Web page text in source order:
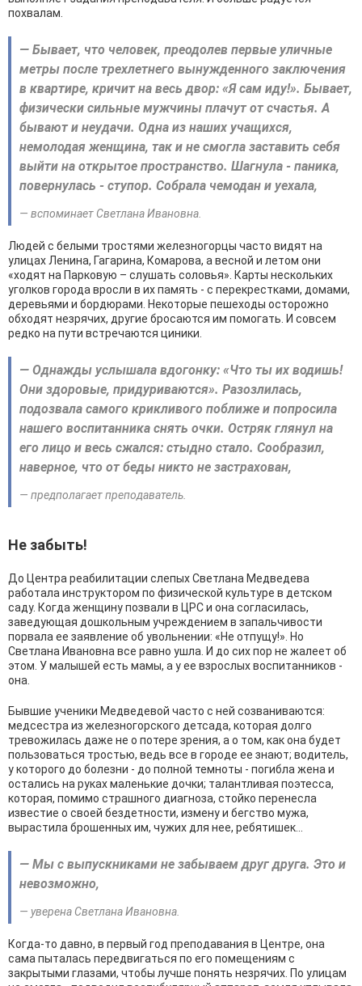
похвалам.
— Бывает, что человек, преодолев первые уличные
метры после трехлетнего вынужденного заключения
в квартире, кричит на весь двор: «Я сам иду!». Бывает,
физически сильные мужчины плачут от счастья. А
бывают и неудачи. Одна из наших учащихся,
немолодая женщина, так и не смогла заставить себя
выйти на открытое пространство. Шагнула - паника,
повернулась - ступор. Собрала чемодан и уехала,
— вспоминает Светлана Ивановна.
Людей с белыми тростями железногорцы часто видят на
улицах Ленина, Гагарина, Комарова, а весной и летом они
«ходят на Парковую – слушать соловья». Карты нескольких
уголков города вросли в их память - с перекрестками, домами,
деревьями и бордюрами. Некоторые пешеходы осторожно
обходят незрячих, другие бросаются им помогать. И совсем
редко на пути встречаются циники.
— Однажды услышала вдогонку: «Что ты их водишь!
Они здоровые, придуриваются». Разозлилась,
подозвала самого крикливого поближе и попросила
нашего воспитанника снять очки. Остряк глянул на
его лицо и весь сжался: стыдно стало. Сообразил,
наверное, что от беды никто не застрахован,
— предполагает преподаватель.
Не забыть!
До Центра реабилитации слепых Светлана Медведева
работала инструктором по физической культуре в детском
саду. Когда женщину позвали в ЦРС и она согласилась,
заведующая дошкольным учреждением в запальчивости
порвала ее заявление об увольнении: «Не отпущу!». Но
Светлана Ивановна все равно ушла. И до сих пор не жалеет об
этом. У малышей есть мамы, а у ее взрослых воспитанников -
она.
Бывшие ученики Медведевой часто с ней созваниваются:
медсестра из железногорского детсада, которая долго
тревожилась даже не о потере зрения, а о том, как она будет
пользоваться тростью, ведь все в городе ее знают; водитель,
у которого до болезни - до полной темноты - погибла жена и
остались на руках маленькие дочки; талантливая поэтесса,
которая, помимо страшного диагноза, стойко перенесла
известие о своей бездетности, измену и бегство мужа,
вырастила брошенных им, чужих для нее, ребятишек...
— Мы с выпускниками не забываем друг друга. Это и
невозможно,
— уверена Светлана Ивановна.
Когда-то давно, в первый год преподавания в Центре, она
сама пыталась передвигаться по его помещениям с
закрытыми глазами, чтобы лучше понять незрячих. По улицам